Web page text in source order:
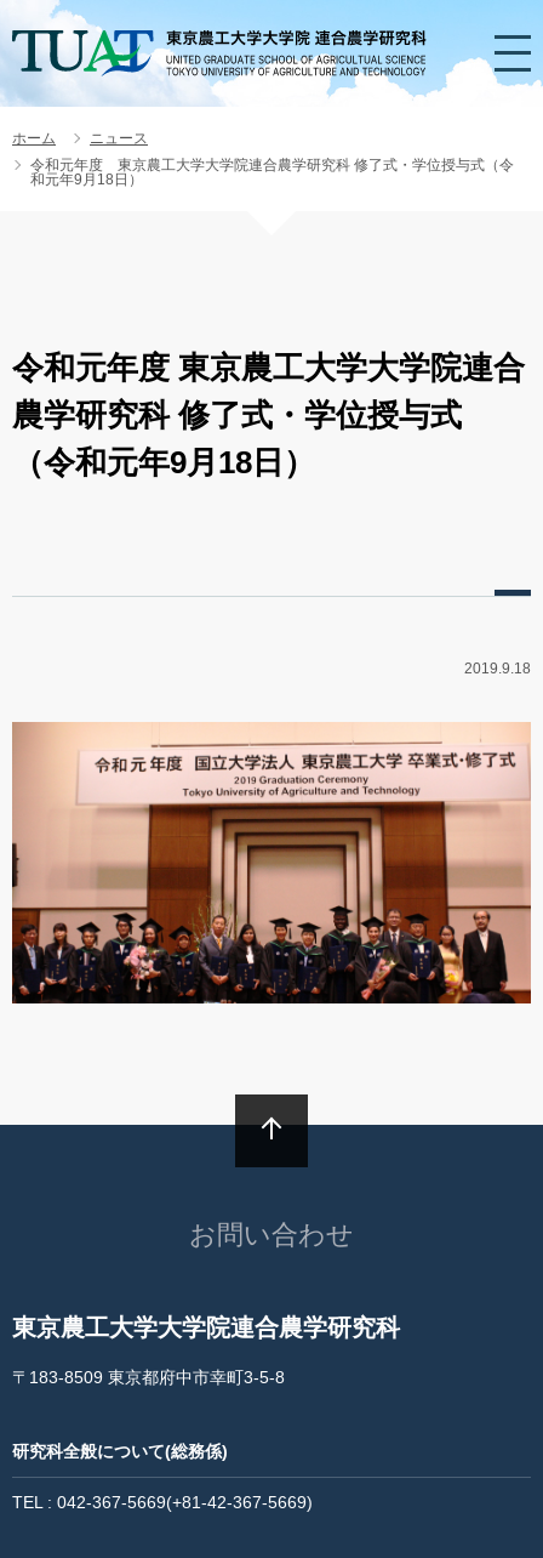
ホーム
ニュース
令和元年度 東京農工大学大学院連合農学研究科 修了式・学位授与式（令
和元年9月18日）
HOME
研究科長挨拶
アドミッション・ポリシー
連合農学研究科概要
行事予定
学位論文申請 審査関係
各種様式(学生向け)
公募・奨学金・授業料免除
学生表彰
規則集
令和元年度 東京農工大学大学院連合
農学研究科 修了式・学位授与式
（令和元年9月18日）
2019.9.18
お問い合わせ
東京農工大学大学院連合農学研究科
〒183-8509 東京都府中市幸町3-5-8
研究科全般について(総務係)
TEL : 042-367-5669(+81-42-367-5669)